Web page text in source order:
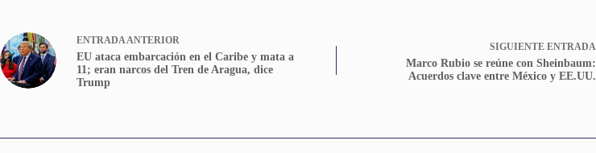
ENTRADA ANTERIOR
EU ataca embarcación en el Caribe y mata a
11; eran narcos del Tren de Aragua, dice
Trump
SIGUIENTE ENTRADA
Marco Rubio se reúne con Sheinbaum:
Acuerdos clave entre México y EE.UU.